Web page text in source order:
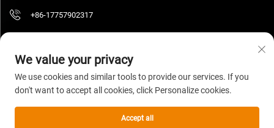
+86-17757902317
© 2026 Zhejiang Yedi Industry And Trade Co., Ltd. Всички права запазени.
Политика за поверителност
We value your privacy
We use cookies and similar tools to provide our services. If you
don't want to accept all cookies, click Personalize cookies.
Accept all